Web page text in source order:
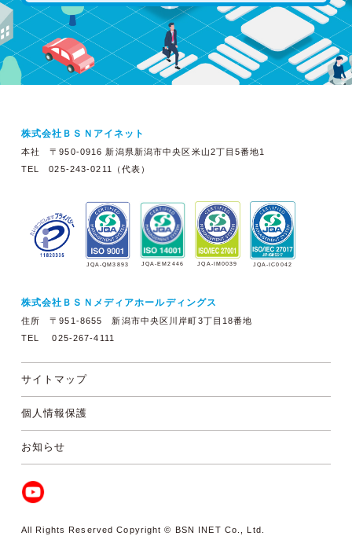
株式会社ＢＳＮアイネット
本社 〒950-0916 新潟県新潟市中央区米山2丁目5番地1
TEL 025-243-0211（代表）
JQA-QM3893 JQA-EM2446 JQA-IM0039 JQA-IC0042
株式会社ＢＳＮメディアホールディングス
住所 〒951-8655 新潟市中央区川岸町3丁目18番地
TEL 025-267-4111
サイトマップ
個人情報保護
お知らせ
All Rights Reserved Copyright © BSN INET Co., Ltd.